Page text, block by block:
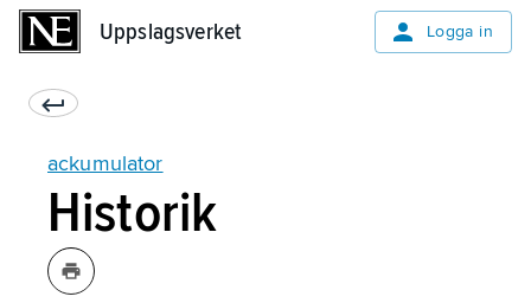
Uppslagsverket Logga in
ackumulator
Historik